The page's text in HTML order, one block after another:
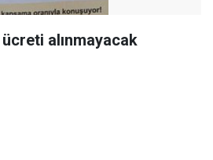
alınmayacak